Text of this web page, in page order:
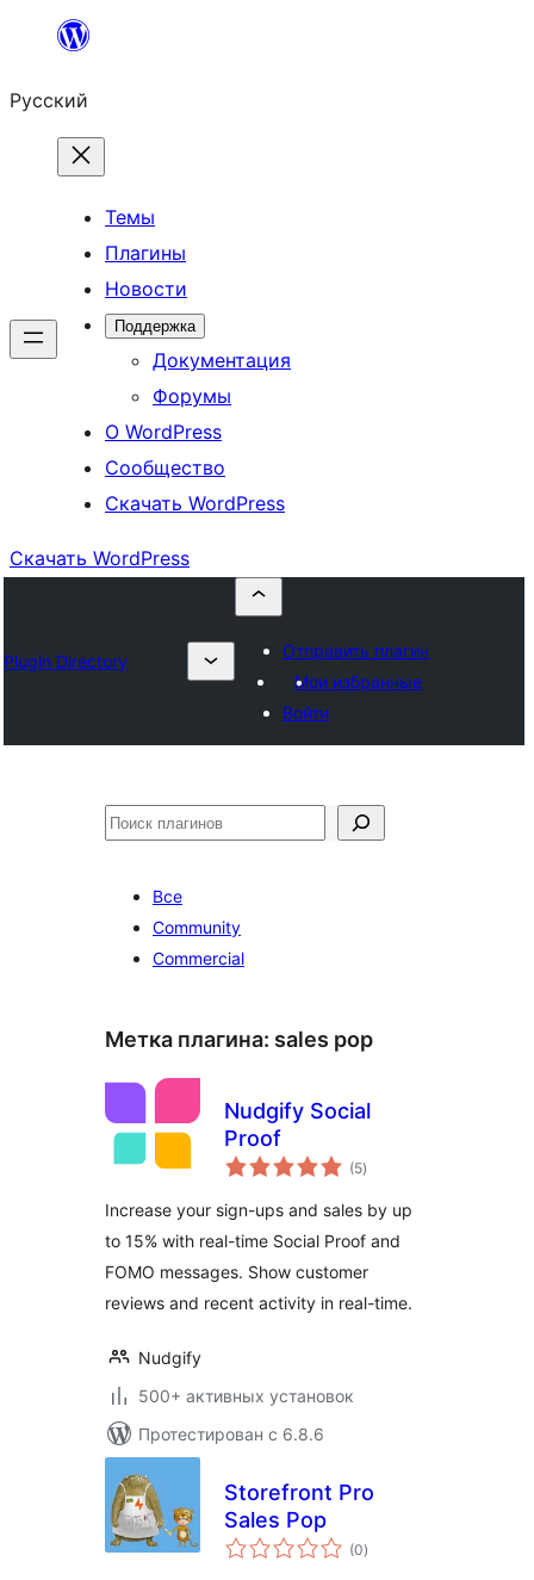
Перейти
содержимому
Русский
Темы
Плагины
Новости
Поддержка
Документация
Форумы
О WordPress
Сообщество
Скачать WordPress
Скачать WordPress
Plugin Directory
Отправить плагин
Мои избранные
Войти
Поиск
Все
Community
Commercial
Метка плагина: sales pop
Nudgify Social
Proof
(5общий
рейтинг
)
Increase your sign-ups and sales by up
to 15% with real-time Social Proof and
FOMO messages. Show customer
reviews and recent activity in real-time.
Nudgify
500+ активных установок
Протестирован с 6.8.6
Storefront Pro
Sales Pop
(0общий
рейтинг
)